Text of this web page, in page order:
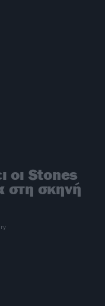
οι Stones
στη σκηνή